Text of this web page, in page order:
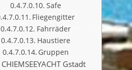
Safe
Fliegengitter
Fahrräder
Haustiere
Gruppen
CHIEMSEEYACHT Gstadt